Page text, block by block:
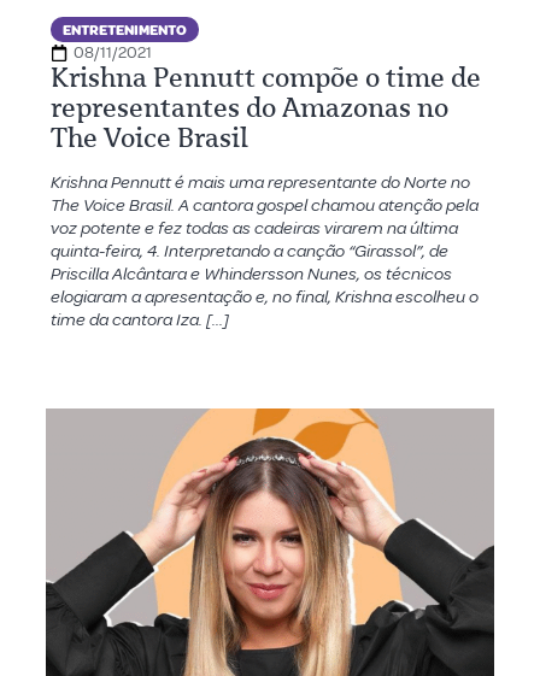
ENTRETENIMENTO
08/11/2021
Krishna Pennutt compõe o time de
representantes do Amazonas no
The Voice Brasil
Krishna Pennutt é mais uma representante do Norte no
The Voice Brasil. A cantora gospel chamou atenção pela
voz potente e fez todas as cadeiras virarem na última
quinta-feira, 4. Interpretando a canção “Girassol”, de
Priscilla Alcântara e Whindersson Nunes, os técnicos
elogiaram a apresentação e, no final, Krishna escolheu o
time da cantora Iza. […]